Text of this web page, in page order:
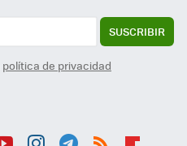
SUSCRIBIR
política de privacidad